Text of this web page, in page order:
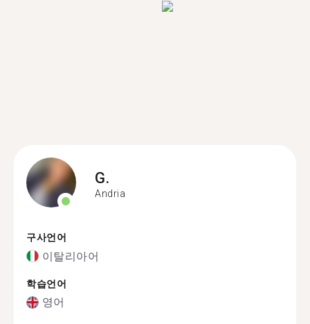
G.
Andria
구사언어
이탈리아어
학습언어
영어